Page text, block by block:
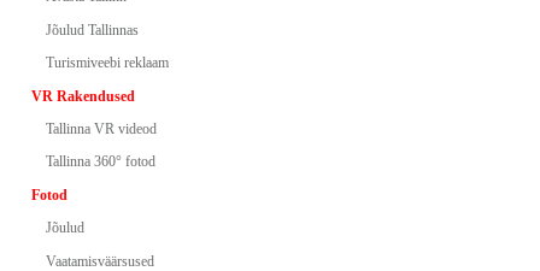
Jõulud Tallinnas
Turismiveebi reklaam
VR Rakendused
Tallinna VR videod
Tallinna 360° fotod
Fotod
Jõulud
Vaatamisväärsused